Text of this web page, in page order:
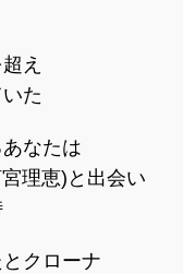
え
た
なたは
理恵)と出会い
クローナ